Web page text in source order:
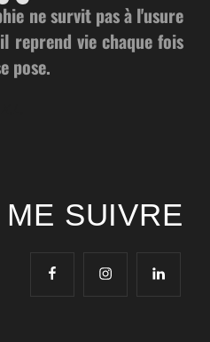
ne survit pas à l'usure
reprend vie chaque fois
pose.
ME SUIVRE
facebook instagram linkedin